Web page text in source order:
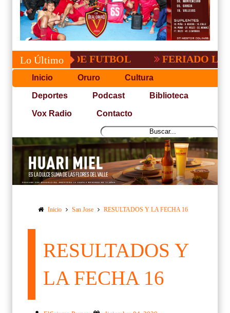
Lo Último
DE FUTBOL FERIADO LARGO
Inicio Oruro Cultura
Deportes Podcast Biblioteca
Vox Radio Contacto
Inicio San Jose RESULTADOS Y LA FECHA 16
RESULTADOS Y
LA FECHA 16